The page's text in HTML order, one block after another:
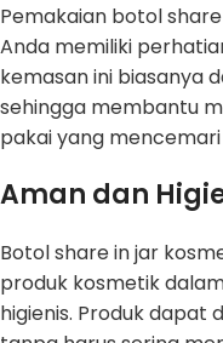
Pemakaian botol
Anda memiliki
kemasan ini biasanya
sehingga membantu
pakai yang
Aman dan
Botol share in jar
produk kosmetik
higienis. Produk dapat